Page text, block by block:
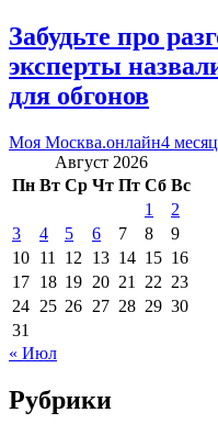
Забудьте про
эксперты
для обгонов
Моя Москва.онлайн4
Август 2026
Пн Вт Ср Чт Пт Сб Вс
1
2
3
4 5 6 7 8
9
10 11 12 13 14 15 16
17 18 19 20 21 22 23
24 25 26 27 28 29 30
31
« Июл
Рубрики